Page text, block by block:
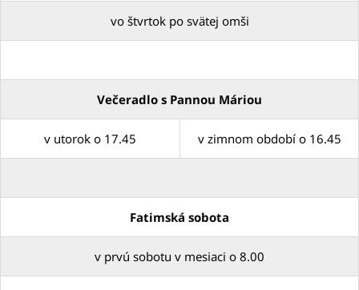
vo štvrtok po svätej omši
Večeradlo s Pannou Máriou
v utorok o 17.45 v zimnom období o 16.45
Fatimská sobota
v prvú sobotu v mesiaci o 8.00